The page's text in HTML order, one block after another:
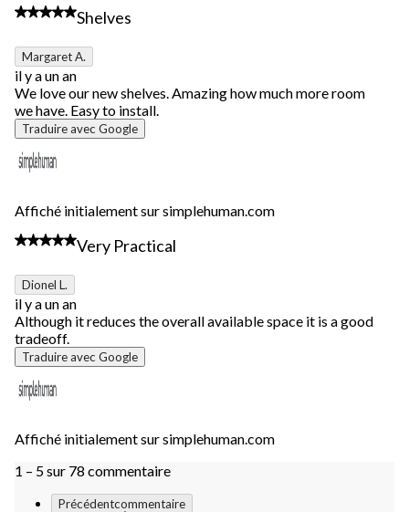
5 étoile(s) sur 5.
Shelves
Margaret A.
il y a un an
We love our new shelves. Amazing how much more room
we have. Easy to install.
Traduire avec Google
Affiché initialement sur simplehuman.com
5 étoile(s) sur 5.
Very Practical
Dionel L.
il y a un an
Although it reduces the overall available space it is a good
tradeoff.
Traduire avec Google
Affiché initialement sur simplehuman.com
1 – 5 sur 78 commentaire
Précédentcommentaire